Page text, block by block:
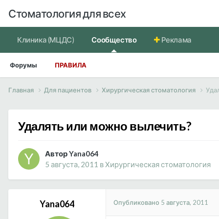
Стоматология для всех
Клиника (МЦДС) Сообщество
Форумы ПРАВИЛА
Реклама
Главная Для пациентов Хирургическая стоматология
Удалять или можно вылечить?
Автор Yana064
5 августа, 2011 вХирургическая стоматология
Yana064 Опубликовано 5 августа, 2011